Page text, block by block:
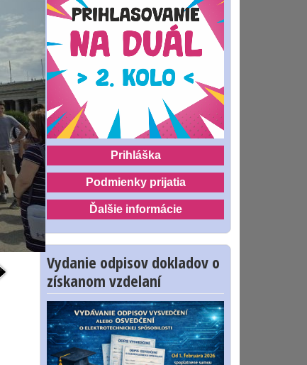
Prihláška
Podmienky prijatia
Ďalšie informácie
Vydanie odpisov dokladov o
získanom vzdelaní